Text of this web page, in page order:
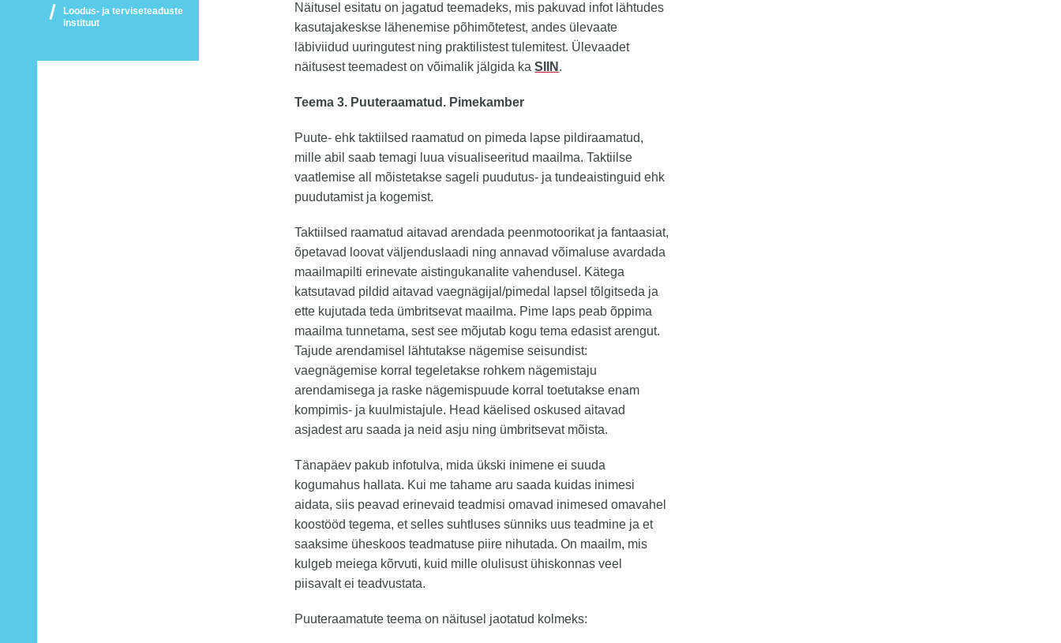
Loodus- ja terviseteaduste
instituut
Näitusel esitatu on jagatud teemadeks, mis pakuvad infot lähtudes
kasutajakeskse lähenemise põhimõtetest, andes ülevaate
läbiviidud uuringutest ning praktilistest tulemitest. Ülevaadet
näitusest teemadest on võimalik jälgida kaSIIN .
Teema 3. Puuteraamatud. Pimekamber
Puute- ehk taktiilsed raamatud on pimeda lapse pildiraamatud,
mille abil saab temagi luua visualiseeritud maailma. Taktiilse
vaatlemise all mõistetakse sageli puudutus- ja tundeaistinguid ehk
puudutamist ja kogemist.
Taktiilsed raamatud aitavad arendada peenmotoorikat ja fantaasiat,
õpetavad loovat väljenduslaadi ning annavad võimaluse avardada
maailmapilti erinevate aistingukanalite vahendusel. Kätega
katsutavad pildid aitavad vaegnägijal/pimedal lapsel tõlgitseda ja
ette kujutada teda ümbritsevat maailma. Pime laps peab õppima
maailma tunnetama, sest see mõjutab kogu tema edasist arengut.
Tajude arendamisel lähtutakse nägemise seisundist:
vaegnägemise korral tegeletakse rohkem nägemistaju
arendamisega ja raske nägemispuude korral toetutakse enam
kompimis- ja kuulmistajule. Head käelised oskused aitavad
asjadest aru saada ja neid asju ning ümbritsevat mõista.
Tänapäev pakub infotulva, mida ükski inimene ei suuda
kogumahus hallata. Kui me tahame aru saada kuidas inimesi
aidata, siis peavad erinevaid teadmisi omavad inimesed omavahel
koostööd tegema, et selles suhtluses sünniks uus teadmine ja et
saaksime üheskoos teadmatuse piire nihutada. On maailm, mis
kulgeb meiega kõrvuti, kuid mille olulisust ühiskonnas veel
piisavalt ei teadvustata.
Puuteraamatute teema on näitusel jaotatud kolmeks: